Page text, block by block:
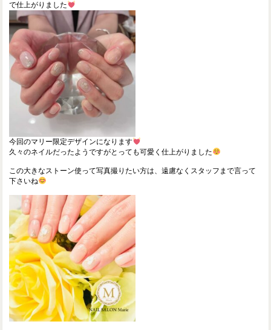
で仕上がりました
今回のマリー限定デザインになります
久々のネイルだったようですがとっても可愛く仕上がりました
この大きなストーン使って写真撮りたい方は、遠慮なくスタッフまで言って
下さいね